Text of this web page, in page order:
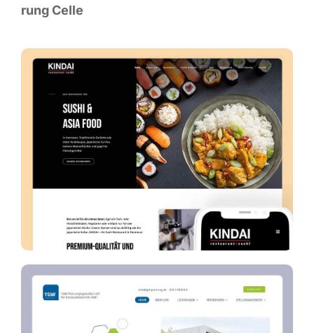
rung Celle